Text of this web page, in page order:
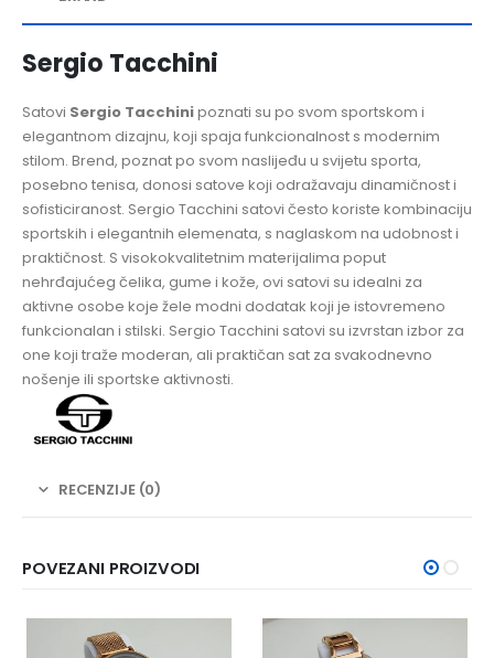
Sergio Tacchini
Satovi Sergio Tacchinipoznati su po svom sportskom i
elegantnom dizajnu, koji spaja funkcionalnost s modernim
stilom. Brend, poznat po svom naslijeđu u svijetu sporta,
posebno tenisa, donosi satove koji odražavaju dinamičnost i
sofisticiranost. Sergio Tacchini satovi često koriste kombinaciju
sportskih i elegantnih elemenata, s naglaskom na udobnost i
praktičnost. S visokokvalitetnim materijalima poput
nehrđajućeg čelika, gume i kože, ovi satovi su idealni za
aktivne osobe koje žele modni dodatak koji je istovremeno
funkcionalan i stilski. Sergio Tacchini satovi su izvrstan izbor za
one koji traže moderan, ali praktičan sat za svakodnevno
nošenje ili sportske aktivnosti.
RECENZIJE (0)
POVEZANI PROIZVODI